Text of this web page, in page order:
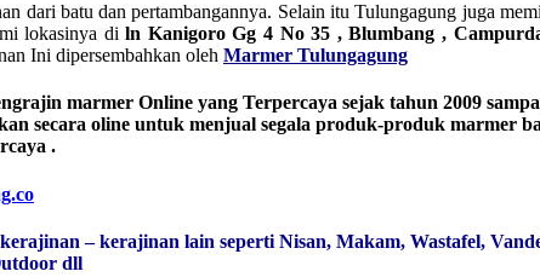
dari batu dan pertambangannya. Selain itu Tulungagung juga
lokasinya diln Kanigoro Gg 4 No 35 , Blumbang ,
Ini dipersembahkan oleh Marmer Tulungagung
marmer Online yang Terpercaya sejak tahun 2009
secara oline untuk menjual segala produk-produk
.
– kerajinan lain seperti Nisan, Makam, Wastafel,
dll